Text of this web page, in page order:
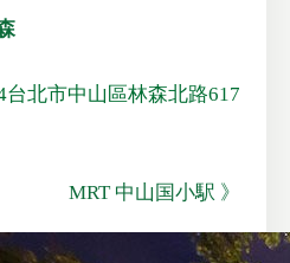
台北市中山區林森北路617
MRT 中山国小駅 》